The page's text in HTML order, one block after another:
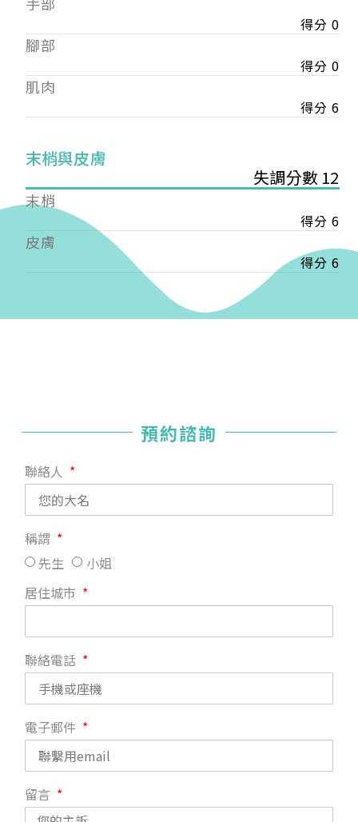
得分 0
腳部
得分 0
肌肉
得分 6
末梢與皮膚
失調分數 12
末梢
得分 6
皮膚
得分 6
預約諮詢
聯絡人
稱謂
先生
小姐
居住城市
聯絡電話
電子郵件
留言
會審核通過後即通知您進行繳費，繳費資訊如下
【會費】
個人會員:
入會費新臺幣1200元，於會員入會時繳納；常年會
費1200元，於每年度繳納。
費3000元，於每年度繳納。
戶名: 社團法人台灣自律神經健康培訓暨發展協會
帳號: 003-03-501566-2
銀行: (013) 國泰世華 南京東路分行